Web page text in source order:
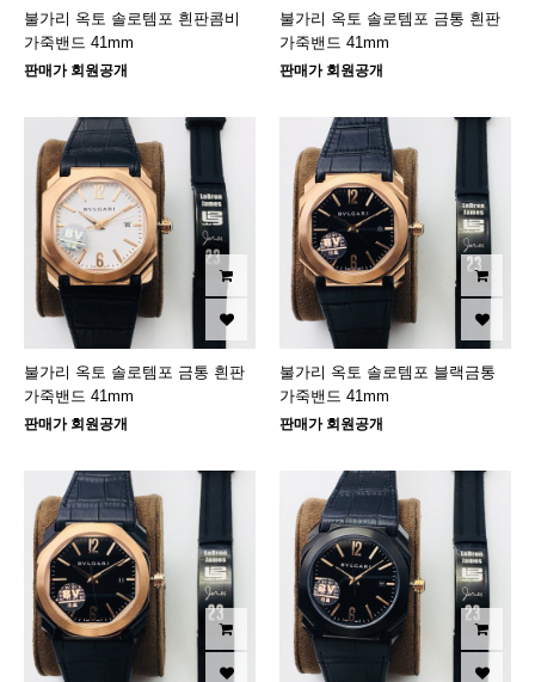
불가리 옥토 솔로템포 흰판콤비
가죽밴드 41mm
판매가 회원공개
불가리 옥토 솔로템포 금통 흰판
가죽밴드 41mm
판매가 회원공개
불가리 옥토 솔로템포 금통 흰판
가죽밴드 41mm
판매가 회원공개
불가리 옥토 솔로템포 블랙금통
가죽밴드 41mm
판매가 회원공개